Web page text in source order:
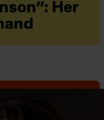
Her